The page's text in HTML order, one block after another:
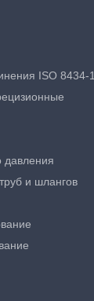
ISO 8434-1
давления
и шлангов